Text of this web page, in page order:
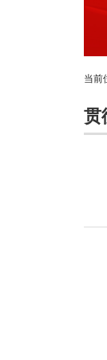
当前
贯